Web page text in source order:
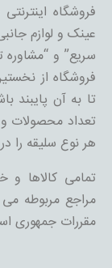
فروشگاه
عینک و لوازم
سریع” و
فروشگاه از
تا به آن پایبند
تعداد محصولات و
هر نوع سلیقه را
تمامی کالاها
مراجع مربوطه می
مقررات جمهوری